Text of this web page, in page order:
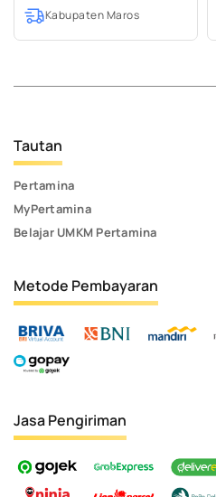
Kabupaten Maros
Tautan
Pertamina
MyPertamina
Belajar UMKM Pertamina
Metode Pembayaran
Jasa Pengiriman